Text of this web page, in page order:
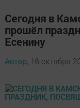
Сегодня в
прошёл
Есенину
Автор, 16 октября